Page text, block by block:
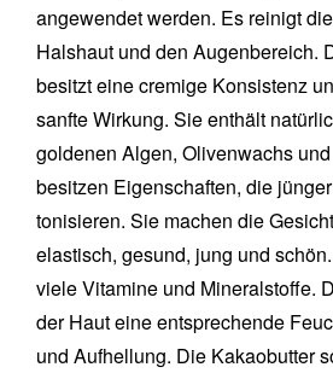
angewendet werden. Es reinigt
Halshaut und den Augenbereich.
besitzt eine cremige Konsistenz
sanfte Wirkung. Sie enthält
goldenen Algen, Olivenwachs
besitzen Eigenschaften, die
tonisieren. Sie machen die
elastisch, gesund, jung und
viele Vitamine und Mineralstoffe.
der Haut eine entsprechende
und Aufhellung. Die Kakaobutter